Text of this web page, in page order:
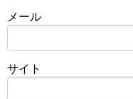
メール
サイト